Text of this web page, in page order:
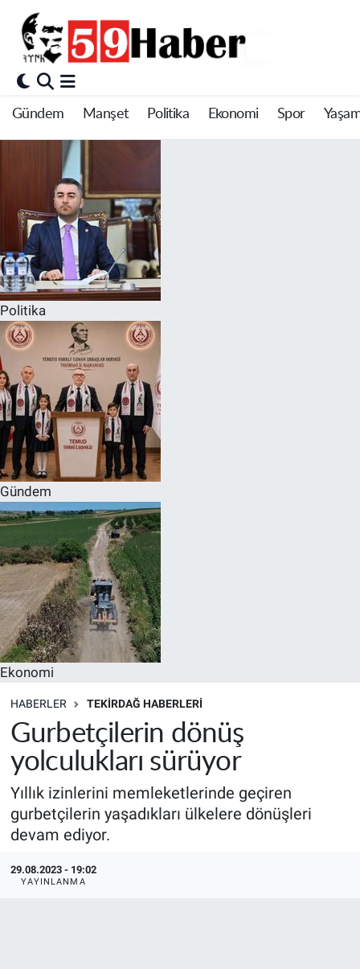
Gündem Manşet Politika Ekonomi Spor
Politika
Gündem
Ekonomi
HABERLER TEKIRDAĞ HABERLERI
Gurbetçilerin dönüş
yolculukları sürüyor
Yıllık izinlerini memleketlerinde geçiren
gurbetçilerin yaşadıkları ülkelere dönüşleri
devam ediyor.
29.08.2023 - 19:02
YAYINLANMA